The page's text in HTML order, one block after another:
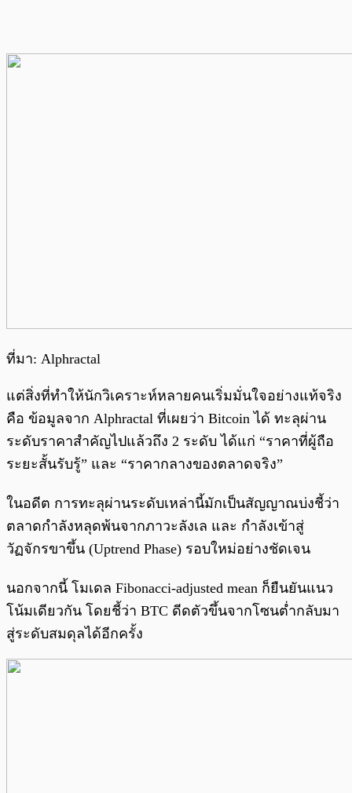
ที่มา: Alphractal
แต่สิ่งที่ทำให้นักวิเคราะห์หลายคนเริ่มมั่นใจอย่างแท้จริง
คือ ข้อมูลจาก Alphractal ที่เผยว่า Bitcoin ได้ ทะลุผ่าน
ระดับราคาสำคัญไปแล้วถึง 2 ระดับ ได้แก่ “ราคาที่ผู้ถือ
ระยะสั้นรับรู้” และ “ราคากลางของตลาดจริง”
ในอดีต การทะลุผ่านระดับเหล่านี้มักเป็นสัญญาณบ่งชี้ว่า
ตลาดกำลังหลุดพ้นจากภาวะลังเล และ กำลังเข้าสู่
วัฏจักรขาขึ้น (Uptrend Phase) รอบใหม่อย่างชัดเจน
นอกจากนี้ โมเดล Fibonacci-adjusted mean ก็ยืนยันแนว
โน้มเดียวกัน โดยชี้ว่า BTC ดีดตัวขึ้นจากโซนต่ำกลับมา
สู่ระดับสมดุลได้อีกครั้ง